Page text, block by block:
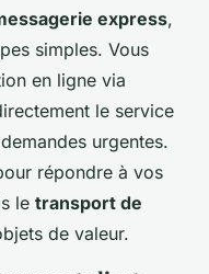
express,
simples. Vous
en ligne via
le service
urgentes.
répondre à vos
le transport de
de valeur.